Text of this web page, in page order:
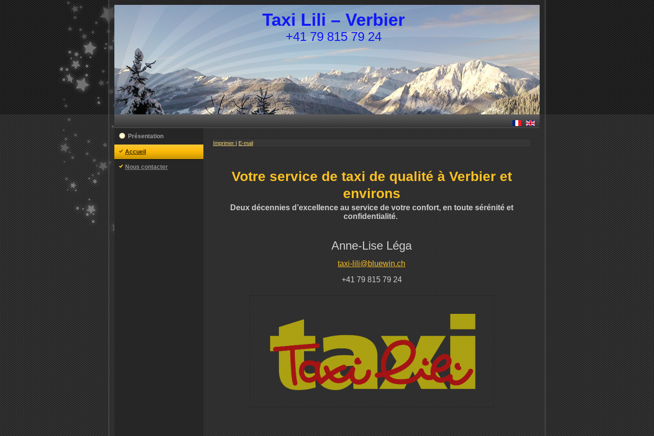
Taxi Lili – Verbier
+41 79 815 79 24
Présentation
Accueil
Nous contacter
Imprimer | E-mail
Votre service de taxi de qualité à Verbier et
environs
Deux décennies d’excellence au service de votre confort, en toute sérénité et
confidentialité.
Anne-Lise Léga
taxi-lili@bluewin.ch
+41 79 815 79 24